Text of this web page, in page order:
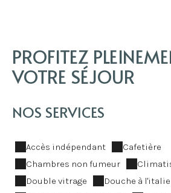
PROFITEZ
VOTRE SÉJOUR
NOS SERVICES
Accès indépendant
Cafetière
Chambres non fumeur
Double vitrage
Douche à